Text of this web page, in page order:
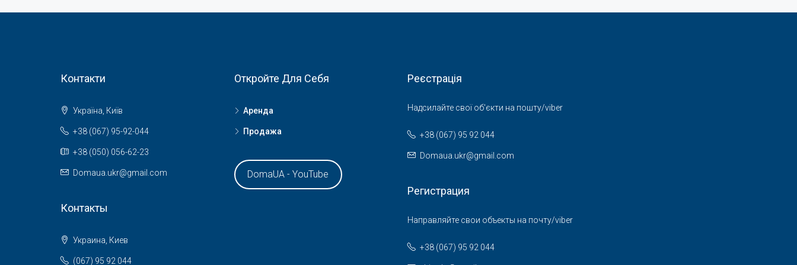
Контакти
Україна, Київ
+38 (067) 95-92-044
+38 (050) 056-62-23
Domaua.ukr@gmail.com
Контакты
Украина, Киев
(067) 95 92 044
Откройте Для Себя
Аренда
Продажа
DomaUA - YouTube
Реєстрація
Надсилайте свої об'єкти на пошту/viber
+38 (067) 95 92 044
Domaua.ukr@gmail.com
Регистрация
Направляйте свои объекты на почту/viber
+38 (067) 95 92 044